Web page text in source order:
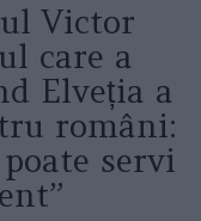
Victor
care a
Elveția a
români:
servi